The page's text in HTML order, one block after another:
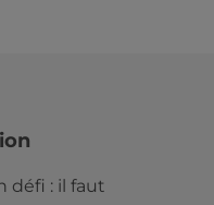
défi : il faut